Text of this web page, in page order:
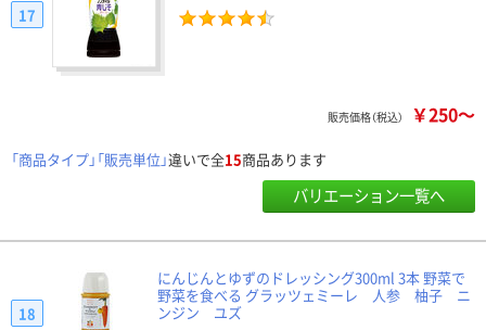
17
販売価格（税込） ￥250～
「商品タイプ」「販売単位」違いで全15商品あります
バリエーション一覧へ
にんじんとゆずのドレッシング300ml 3本 野菜で
野菜を食べる グラッツェミーレ 人参 柚子 ニ
ンジン ユズ
18